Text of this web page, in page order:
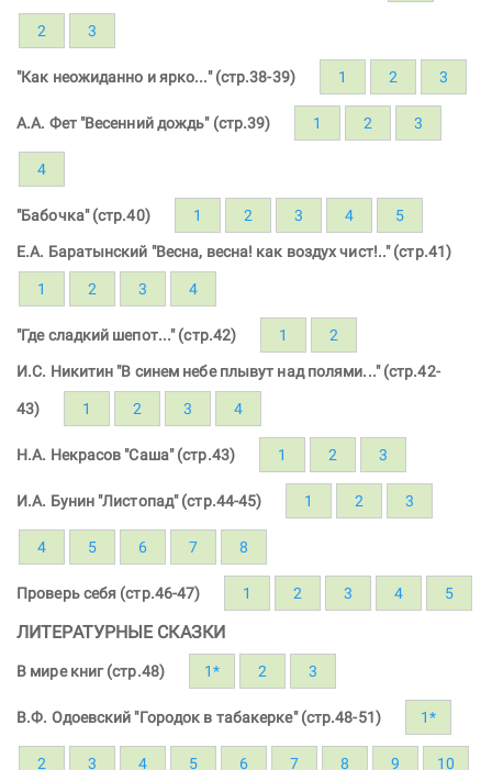
2 3
"Как неожиданно и ярко..." (стр.38-39) 1 2 3
А.А. Фет "Весенний дождь" (стр.39) 1 2 3
4
"Бабочка" (стр.40) 1 2 3 4 5
Е.А. Баратынский "Весна, весна! как воздух чист!.." (стр.41)
1 2 3 4
"Где сладкий шепот..." (стр.42) 1 2
И.С. Никитин "В синем небе плывут над полями..." (стр.42-
43) 1 2 3 4
Н.А. Некрасов "Саша" (стр.43) 1 2 3
И.А. Бунин "Листопад" (стр.44-45) 1 2 3
4 5 6 7 8
Проверь себя (стр.46-47) 1 2 3 4 5
ЛИТЕРАТУРНЫЕ СКАЗКИ
В мире книг (стр.48) 1* 2 3
В.Ф. Одоевский "Городок в табакерке" (стр.48-51) 1*
2 3 4 5 6 7 8 9 10